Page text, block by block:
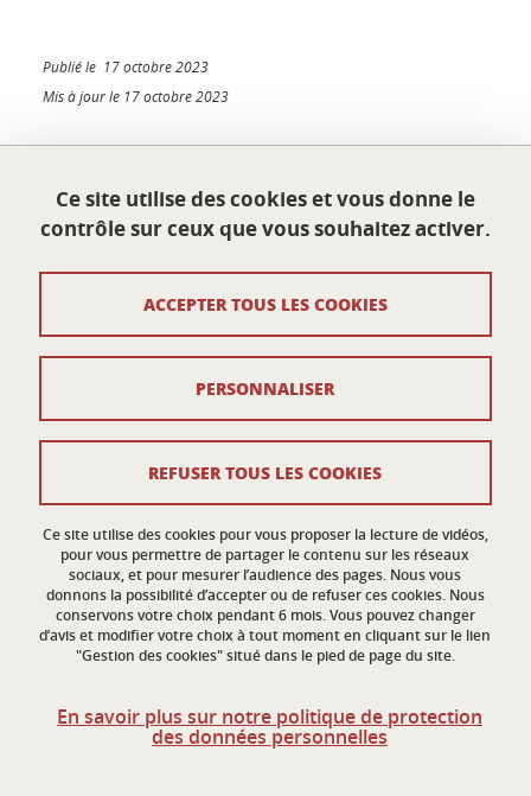
Publié le 17 octobre 2023
Mis à jour le 17 octobre 2023
École doctorale Sciences économiques
Université Grenoble Alpes
38400 Saint-Martin-d'Hères
France
Crédits
Mentions légales
Données personnelles
Gestion des cookies
Ce site utilise des cookies et vous donne le
contrôle sur ceux que vous souhaitez activer.
Ce site utilise des cookies pour vous proposer la lecture de vidéos,
pour vous permettre de partager le contenu sur les réseaux
sociaux, et pour mesurer l’audience des pages. Nous vous
donnons la possibilité d’accepter ou de refuser ces cookies. Nous
conservons votre choix pendant 6 mois. Vous pouvez changer
d’avis et modifier votre choix à tout moment en cliquant sur le lien
"Gestion des cookies" situé dans le pied de page du site.
En savoir plus sur notre politique de protection
des données personnelles
ACCEPTER TOUS LES COOKIES
REFUSER TOUS LES COOKIES
PERSONNALISER